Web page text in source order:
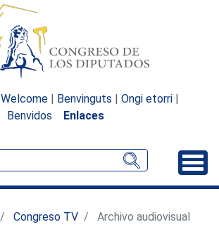
Welcome | Benvinguts | Ongi etorri |
Benvidos
Enlaces
Congreso TV Archivo audiovisual